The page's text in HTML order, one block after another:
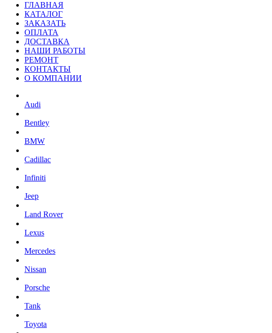
ГЛАВНАЯ
КАТАЛОГ
ЗАКАЗАТЬ
ОПЛАТА
ДОСТАВКА
НАШИ РАБОТЫ
РЕМОНТ
КОНТАКТЫ
О КОМПАНИИ
Audi
Bentley
BMW
Cadillac
Infiniti
Jeep
Land Rover
Lexus
Mercedes
Nissan
Porsche
Tank
Toyota